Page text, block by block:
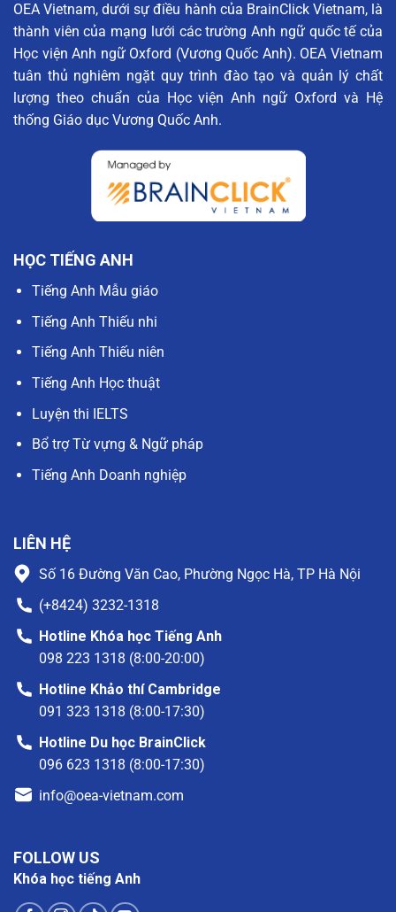
OEA Vietnam, dưới sự điều hành của BrainClick Vietnam, là
thành viên của mạng lưới các trường Anh ngữ quốc tế của
Học viện Anh ngữ Oxford (Vương Quốc Anh). OEA Vietnam
tuân thủ nghiêm ngặt quy trình đào tạo và quản lý chất
lượng theo chuẩn của Học viện Anh ngữ Oxford và Hệ
thống Giáo dục Vương Quốc Anh.
HỌC TIẾNG ANH
Tiếng Anh Mẫu giáo
Tiếng Anh Thiếu nhi
Tiếng Anh Thiếu niên
Tiếng Anh Học thuật
Luyện thi IELTS
Bổ trợ Từ vựng & Ngữ pháp
Tiếng Anh Doanh nghiệp
LIÊN HỆ
Số 16 Đường Văn Cao, Phường Ngọc Hà, TP Hà Nội
(+8424) 3232-1318
Hotline Khóa học Tiếng Anh
098 223 1318 (8:00-20:00)
Hotline Khảo thí Cambridge
091 323 1318 (8:00-17:30)
Hotline Du học BrainClick
096 623 1318 (8:00-17:30)
info@oea-vietnam.com
FOLLOW US
Khóa học tiếng Anh